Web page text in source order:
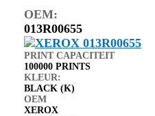
OEM:
013R00655
PRINT CAPACITEIT
100000 PRINTS
KLEUR:
BLACK (K)
OEM
XEROX